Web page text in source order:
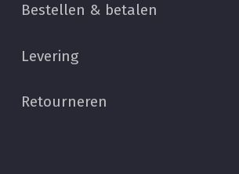
Bestellen & betalen
Levering
Retourneren